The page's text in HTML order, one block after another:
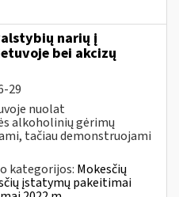
narių į
bei akcizų
29
nuolat
alkoholinių gėrimų
tačiau demonstruojami
kategorijos: Mokesčių
įstatymų pakeitimai